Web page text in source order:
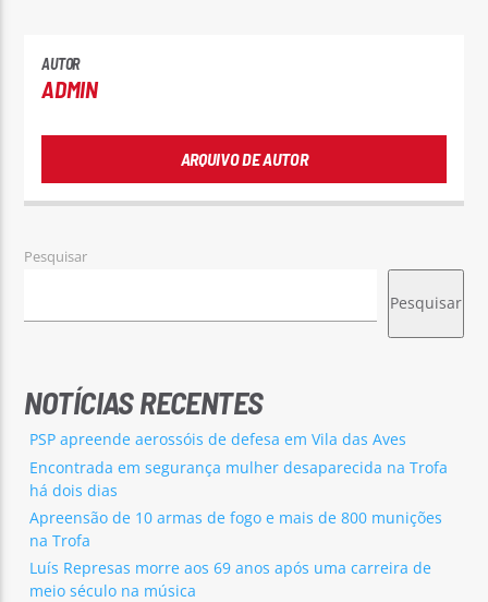
AUTOR
ADMIN
ARQUIVO DE AUTOR
Pesquisar
Pesquisar
NOTÍCIAS RECENTES
PSP apreende aerossóis de defesa em Vila das Aves
Encontrada em segurança mulher desaparecida na Trofa
há dois dias
Apreensão de 10 armas de fogo e mais de 800 munições
na Trofa
Luís Represas morre aos 69 anos após uma carreira de
meio século na música